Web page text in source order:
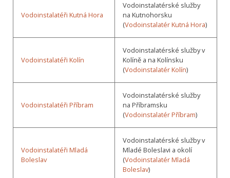
Vodoinstalatéři Kutná Hora
Vodoinstalatérské služby
na Kutnohorsku
(Vodoinstalatér Kutná Hora)
Vodoinstalatéři Kolín
Vodoinstalatérské služby v
Kolíně a na Kolínsku
(Vodoinstalatér Kolín)
Vodoinstalatéři Příbram
Vodoinstalatérské služby
na Příbramsku
(Vodoinstalatér Příbram)
Vodoinstalatéři Mladá
Boleslav
Vodoinstalatérské služby v
Mladé Boleslavi a okolí
(Vodoinstalatér Mladá
Boleslav)